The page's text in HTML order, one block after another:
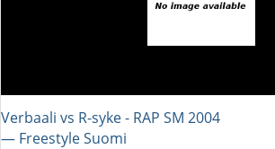
Verbaali vs R-syke - RAP SM 2004
― Freestyle Suomi